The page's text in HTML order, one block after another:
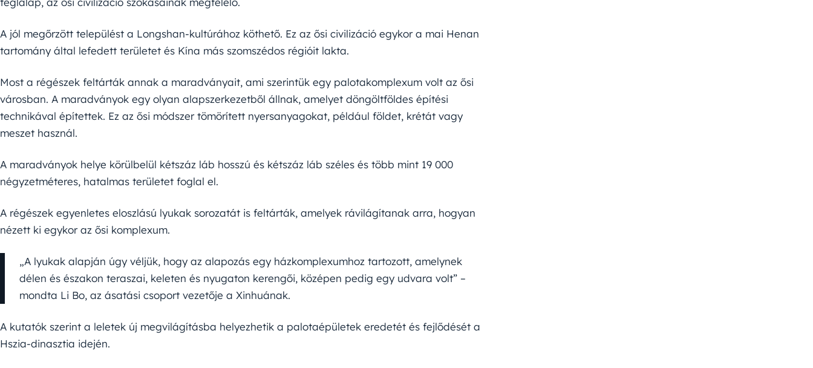
A jól megőrzött települést a Longshan-kultúrához köthető. Ez az ősi civilizáció egykor a mai Henan
tartomány által lefedett területet és Kína más szomszédos régióit lakta.
Most a régészek feltárták annak a maradványait, ami szerintük egy palotakomplexum volt az ősi
városban. A maradványok egy olyan alapszerkezetből állnak, amelyet döngöltföldes építési
technikával építettek. Ez az ősi módszer tömörített nyersanyagokat, például földet, krétát vagy
meszet használ.
A maradványok helye körülbelül kétszáz láb hosszú és kétszáz láb széles és több mint 19 000
négyzetméteres, hatalmas területet foglal el.
A régészek egyenletes eloszlású lyukak sorozatát is feltárták, amelyek rávilágítanak arra, hogyan
nézett ki egykor az ősi komplexum.
„A lyukak alapján úgy véljük, hogy az alapozás egy házkomplexumhoz tartozott, amelynek
délen és északon teraszai, keleten és nyugaton kerengői, középen pedig egy udvara volt” –
mondta Li Bo, az ásatási csoport vezetője a Xinhuának.
A kutatók szerint a leletek új megvilágításba helyezhetik a palotaépületek eredetét és fejlődését a
Hszia-dinasztia idején.